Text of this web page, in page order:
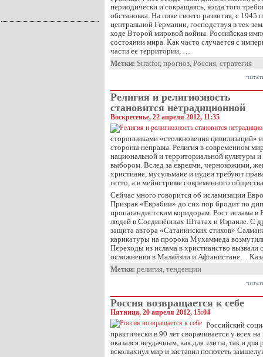
периодически и сокращаясь, когда того
обстановка. На пике своего развития, с 1945
центральной Германии, господствуя в тех
ходе Второй мировой войны. Российская
состоянии мира. Как часто случается с
части ее территории, …
Метки: Stratfor, прогноз, Россия, стратегия
Религия и религиозность
становится нетрадиционной
Воскресенье, 22 апреля 2012, 11:35
сторонниками «столкновения цивилизаций»
стороны неправы. Религия в современном
национальной и территориальной культуры
выбором. Вслед за евреями, чернокожими,
христиане, мусульмане и иудеи требуют
гетто, а в мейнстриме современного
Сейчас много говорится об исламизации
Призрак «Еврабии» до сих пор бродит по
пропагандистским коридорам. Рост ислама в
людей в Соединённых Штатах и Израиле. С
защита автора «Сатанинских стихов»
карикатуры на пророка Мухаммеда
Переходы из ислама в христианство вызвали
осложнения в Малайзии и Афганистане…
Метки: религия, тенденции
Россия возвращается к себе
Пятница, 20 апреля 2012, 15:04
Российский
практически в 90 лет сворачивается у всех
оказался неудачным, как для элиты, так и
всколыхнул мир и заставил попотеть